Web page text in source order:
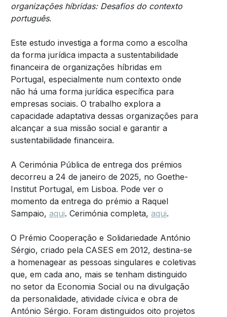
organizações híbridas: Desafios do contexto
português.
Este estudo investiga a forma como a escolha
da forma jurídica impacta a sustentabilidade
financeira de organizações híbridas em
Portugal, especialmente num contexto onde
não há uma forma jurídica específica para
empresas sociais. O trabalho explora a
capacidade adaptativa dessas organizações para
alcançar a sua missão social e garantir a
sustentabilidade financeira.
A Cerimónia Pública de entrega dos prémios
decorreu a 24 de janeiro de 2025, no Goethe-
Institut Portugal, em Lisboa. Pode ver o
momento da entrega do prémio a Raquel
Sampaio, aqui. Cerimónia completa, aqui.
O Prémio Cooperação e Solidariedade António
Sérgio, criado pela CASES em 2012, destina-se
a homenagear as pessoas singulares e coletivas
que, em cada ano, mais se tenham distinguido
no setor da Economia Social ou na divulgação
da personalidade, atividade cívica e obra de
António Sérgio. Foram distinguidos oito projetos